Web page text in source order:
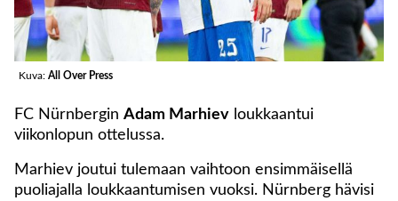
Kuva: All Over Press
FC Nürnbergin Adam Marhiev loukkaantui
viikonlopun ottelussa.
Marhiev joutui tulemaan vaihtoon ensimmäisellä
puoliajalla loukkaantumisen vuoksi. Nürnberg hävisi